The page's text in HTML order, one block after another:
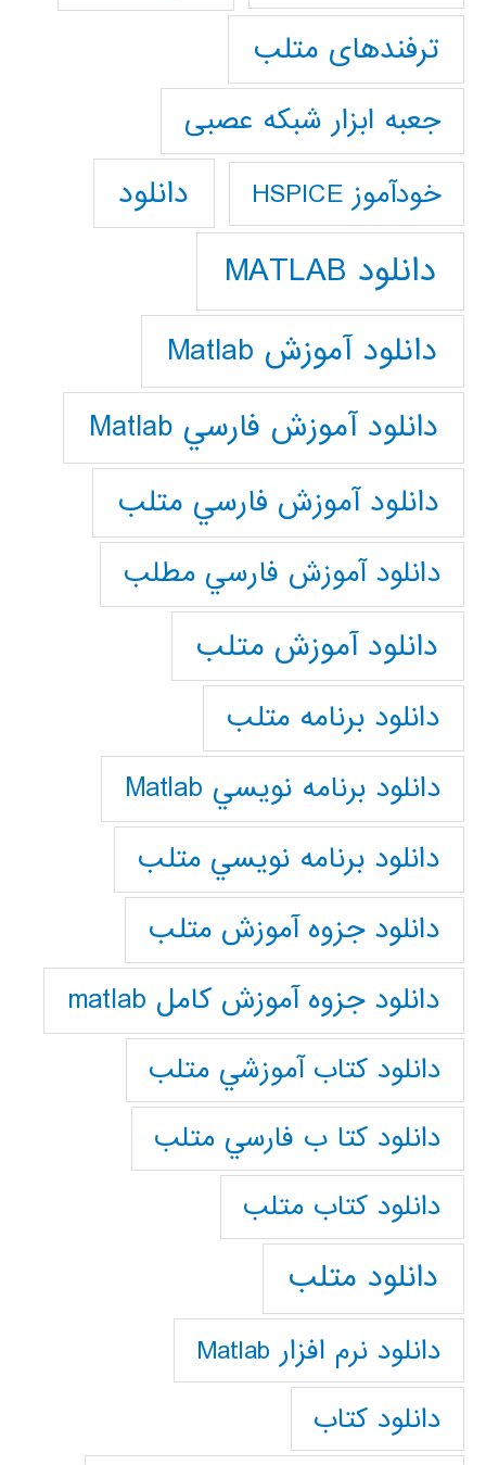
ترفندهای متلب
جعبه ابزار شبکه عصبی
خودآموز HSPICE دانلود
دانلود MATLAB
دانلود آموزش Matlab
دانلود آموزش فارسي Matlab
دانلود آموزش فارسي متلب
دانلود آموزش فارسي مطلب
دانلود آموزش متلب
دانلود برنامه متلب
دانلود برنامه نويسي Matlab
دانلود برنامه نويسي متلب
دانلود جزوه آموزش متلب
دانلود جزوه آموزش کامل matlab
دانلود كتاب آموزشي متلب
دانلود كتا ب فارسي متلب
دانلود كتاب متلب
دانلود متلب
دانلود نرم افزار Matlab
دانلود کتاب